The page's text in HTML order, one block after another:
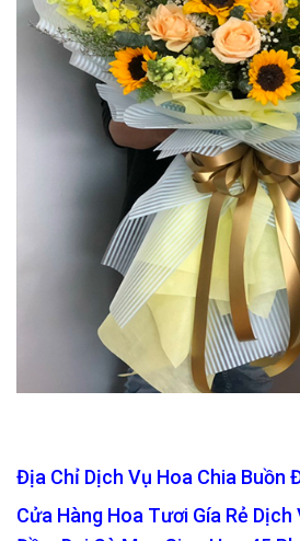
Địa Chỉ Dịch Vụ Hoa Chia Buồn
Cửa Hàng Hoa Tươi Gía Rẻ Dịch